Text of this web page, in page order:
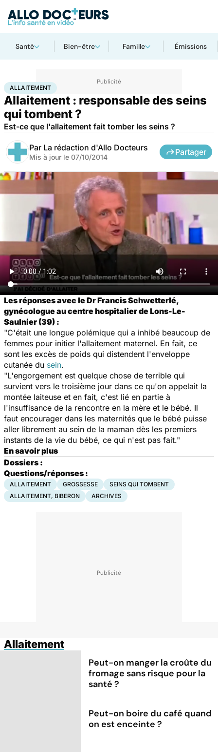
Santé Bien-être Famille Émissions
AccueilFamilleGrossesse Allaitement
ALLAITEMENT
Allaitement : responsable des seins
qui tombent ?
Est-ce que l'allaitement fait tomber les seins ?
Par La rédaction d'Allo Docteurs
Mis à jour le 07/10/2014
Partager
Les réponses avec le Dr Francis Schwetterlé,
gynécologue au centre hospitalier de Lons-Le-
Saulnier (39) :
"C'était une longue polémique qui a inhibé beaucoup de
femmes pour initier l'allaitement maternel. En fait, ce
sont les excès de poids qui distendent l'enveloppe
cutanée du sein.
"L'engorgement est quelque chose de terrible qui
survient vers le troisième jour dans ce qu'on appelait la
montée laiteuse et en fait, c'est lié en partie à
l'insuffisance de la rencontre en la mère et le bébé. Il
faut encourager dans les maternités que le bébé puisse
aller librement au sein de la maman dès les premiers
instants de la vie du bébé, ce qui n'est pas fait."
En savoir plus
Dossiers :
Questions/réponses :
ALLAITEMENT GROSSESSE
SEINS QUI TOMBENT
ALLAITEMENT, BIBERON
ARCHIVES
Allaitement
Peut-on manger la croûte du
fromage sans risque pour la
santé ?
Peut-on boire du café quand
on est enceinte ?